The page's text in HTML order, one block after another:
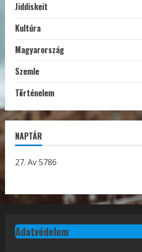
Jiddiskeit
Kultúra
Magyarország
Szemle
Történelem
NAPTÁR
27. Av 5786
Adatvédelem